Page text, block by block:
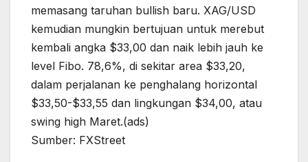
memasang taruhan bullish baru. XAG/USD
kemudian mungkin bertujuan untuk merebut
kembali angka $33,00 dan naik lebih jauh ke
level Fibo. 78,6%, di sekitar area $33,20,
dalam perjalanan ke penghalang horizontal
$33,50-$33,55 dan lingkungan $34,00, atau
swing high Maret.(ads)
Sumber: FXStreet